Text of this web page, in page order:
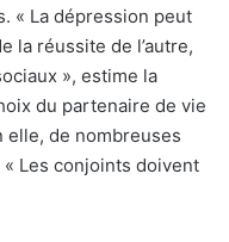
« La dépression peut
la réussite de l’autre,
», estime la
du partenaire de vie
elle, de nombreuses
Les conjoints doivent